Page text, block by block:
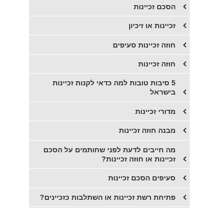
​הסכם זכיינות
​זכיינות או זיכיון
חוזה זכיינות סעיפים
חוזה זכיינות
5 סיבות טובות למה כדאי לקנות זכיינות
בישראל
מדורי זכיינות
מבנה חוזה זכיינות
מה חייבים לדעת לפני שחותמים על הסכם
זכיינות או חוזה זכיינות?
סעיפים הסכם זכיינות
פתיחת רשת זכיינות או השתלבות כזכיינים?